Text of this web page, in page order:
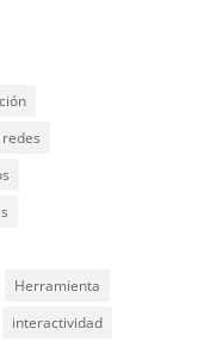
Herramienta
interactividad